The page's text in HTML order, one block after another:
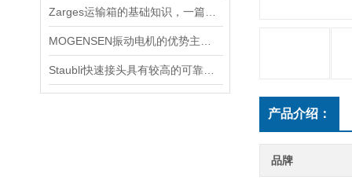
产品介绍：
品牌